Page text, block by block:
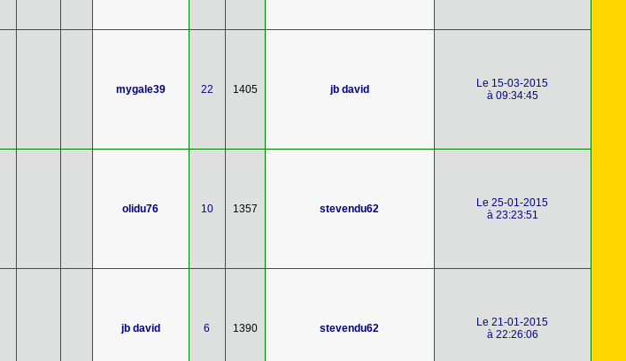
mygale39 22 1405 jb david
Le 15-03-2015
à 09:34:45
olidu76 10 1357 stevendu62
Le 25-01-2015
à 23:23:51
jb david 6 1390 stevendu62
Le 21-01-2015
à 22:26:06